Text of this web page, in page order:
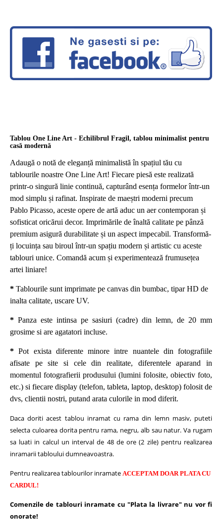
Tablou One Line Art - Echilibrul Fragil, tablou minimalist pentru
casă modernă
Adaugă o notă de eleganță minimalistă în spațiul tău cu
tablourile noastre One Line Art! Fiecare piesă este realizată
printr-o singură linie continuă, capturând esența formelor într-un
mod simplu și rafinat. Inspirate de maeștri moderni precum
Pablo Picasso, aceste opere de artă aduc un aer contemporan și
sofisticat oricărui decor. Imprimările de înaltă calitate pe pânză
premium asigură durabilitate și un aspect impecabil. Transformă-
ți locuința sau biroul într-un spațiu modern și artistic cu aceste
tablouri unice. Comandă acum și experimentează frumusețea
artei liniare!
* Tablourile sunt imprimate pe canvas din bumbac, tipar HD de
inalta calitate, uscare UV.
* Panza este intinsa pe sasiuri (cadre) din lemn, de 20 mm
grosime si are agatatori incluse.
*Pot exista diferente minore intre nuantele din fotografiile
afisate pe site si cele din realitate, diferentele aparand in
momentul fotografierii produsului (lumini folosite, obiectiv foto,
etc.) si fiecare display (telefon, tableta, laptop, desktop) folosit de
dvs, clientii nostri, putand arata culorile in mod diferit.
Daca doriti acest tablou inramat cu rama din lemn masiv, puteti
selecta culoarea dorita pentru rama, negru, alb sau natur. Va rugam
sa luati in calcul un interval de 48 de ore (2 zile) pentru realizarea
inramarii tabloului dumneavoastra.
Pentru realizarea tablourilor inramate ACCEPTAM DOAR PLATA CU
CARDUL!
Comenzile de tablouri inramate cu "Plata la livrare" nu vor fi
onorate!